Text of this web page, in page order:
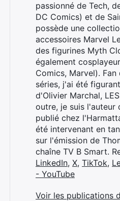
passionné de Tech,
DC Comics) et de
possède une
accessoires Marvel
des figurines Myth
également
Comics, Marvel).
séries, j'ai été
d'Olivier Marchal,
outre, je suis l'auteur
publié chez
été intervenant en
sur l'émission de
chaîne TV B Smart.
LinkedIn, X, TikTok,
- YouTube
Voir les publications
Rechercher
: